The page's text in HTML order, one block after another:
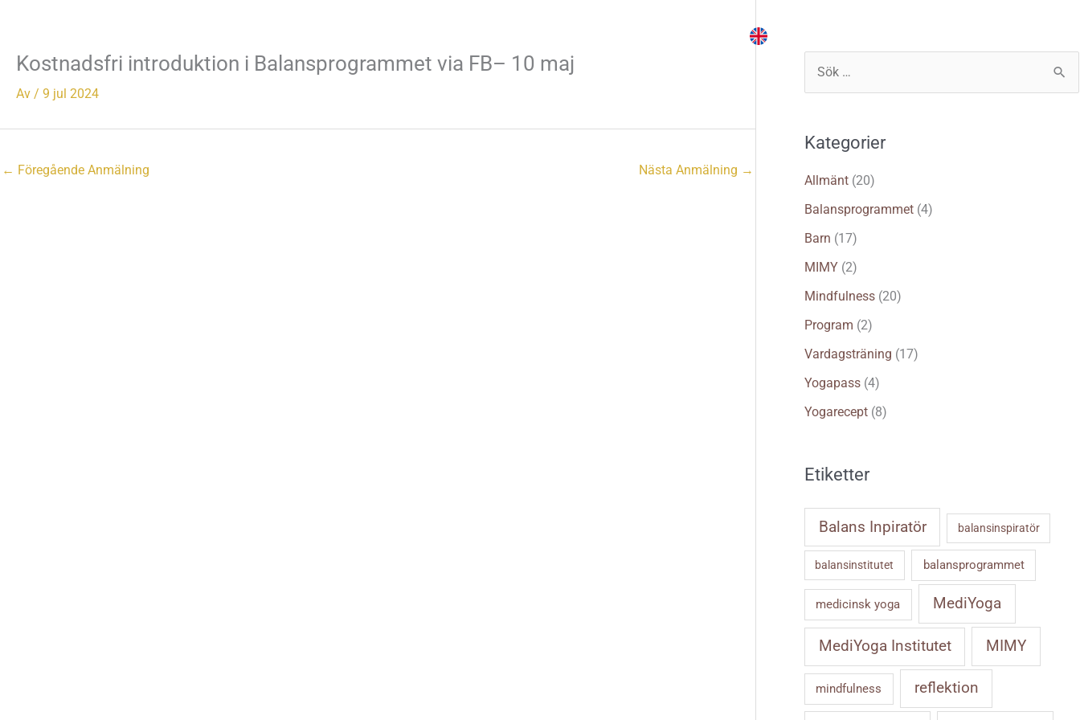
Kostnadsfri introduktion i Balansprogrammet via FB– 10 maj
Av / 9 jul 2024
← Föregående Anmälning Nästa Anmälning →
e
f
t
e
Kategorier
Allmänt(20)
Balansprogrammet(4)
Barn (17)
MIMY(2)
Mindfulness(20)
Program (2)
Vardagsträning (17)
Yogapass(4)
Yogarecept(8)
Etiketter
Balans Inpiratör balansinspiratör
balansinstitutet balansprogrammet
medicinsk yoga MediYoga
MediYoga Institutet MIMY
mindfulness reflektion